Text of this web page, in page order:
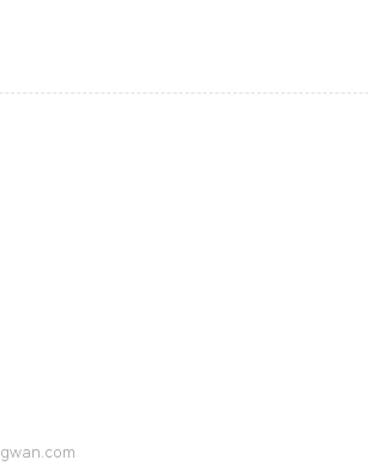
用户分层运营体系使核心用户规模年增长XXX%
部门协调能力，成功策划线上活动XXX余场，平
盘机制，持续优化运营策略，推动用户次日留
，具备良好的数据敏感度和逻辑性，乐于分享
持学习状态。